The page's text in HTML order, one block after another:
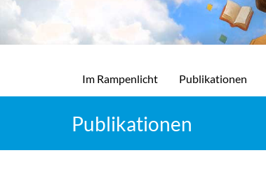
Im Rampenlicht Publikationen
Publikationen